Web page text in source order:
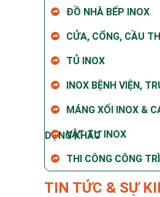
ĐỒ NHÀ BẾP INOX
CỬA, CỔNG, CẦU
TỦ INOX
INOX BỆNH VIỆN,
MÁNG XỐI INOX &
DỤNG KHÁC
VẬT TƯ INOX
THI CÔNG CÔNG
TIN TỨC & SỰ